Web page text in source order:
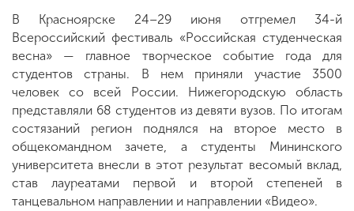
комиссия
+7 (831) 262-26-20
В Красноярске 24–29 июня отгремел 34-й
Всероссийский фестиваль «Российская студенческая
весна» — главное творческое событие года для
студентов страны. В нем приняли участие 3500
человек со всей России. Нижегородскую область
представляли 68 студентов из девяти вузов. По итогам
состязаний регион поднялся на второе место в
общекомандном зачете, а студенты Мининского
университета внесли в этот результат весомый вклад,
став лауреатами первой и второй степеней в
танцевальном направлении и направлении «Видео».